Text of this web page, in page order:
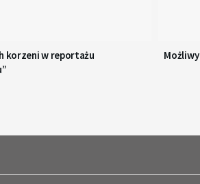
korzeni w reportażu